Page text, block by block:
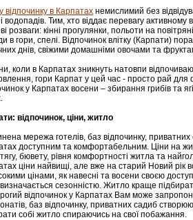
відпочинку в Карпатах немислимий без
і водопадів. Тим, хто віддає перевагу
розваги: кінні прогулянки, польоти на
в гори, спелі. Відпочинок влітку (Карпати)
днів, свіжими домашніми овочами та
коли в Карпатах зникнуть натовпи
гори Карпат у цей час - просто рай
у Карпатах восени – збирання грибів та
відпочинок, ціни, житло
мережа готелів, баз відпочинку,
доступним та комфортабельним. Ціни на
бювету, рівня комфортності житла та
ціни найвищі, але вже на старий Новий рік
цінами, як навесні та восени своєю
сезонністю. Житло краще
відпочинок у Карпатах Вам може
баз відпочинку, приватних садиб
собі житло спираючись на свої побажання.